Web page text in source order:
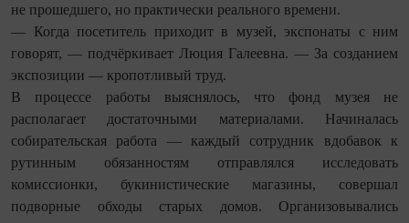
не прошедшего, но практически реального времени.
— Когда посетитель приходит в музей, экспонаты с ним
говорят, — подчёркивает Люция Галеевна. — За созданием
экспозиции — кропотливый труд.
В процессе работы выяснялось, что фонд музея не
располагает достаточными материалами. Начиналась
собирательская работа — каждый сотрудник вдобавок к
рутинным обязанностям отправлялся исследовать
комиссионки, букинистические магазины, совершал
подворные обходы старых домов. Организовывались